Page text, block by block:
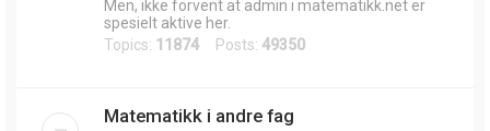
Men, ikke forvent at admin i matematikk.net er
spesielt aktive her.
Topics: 11874 Posts: 49350
Matematikk i andre fag